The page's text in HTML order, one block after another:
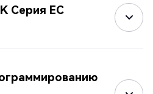
Серия EC